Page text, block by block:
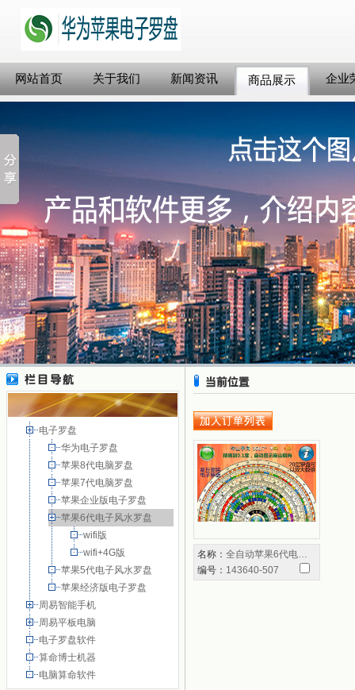
网站首页 关于我们 新闻资讯 商品展示 企业
电子罗盘
华为电子罗盘
苹果8代电脑罗盘
苹果7代电脑罗盘
苹果企业版电子罗盘
苹果6代电子风水罗盘
wifi版
wifi+4G版
苹果5代电子风水罗盘
苹果经济版电子罗盘
周易智能手机
周易平板电脑
电子罗盘软件
算命博士机器
电脑算命软件
名称： 全自动苹果6代电…
编号： 143640-507